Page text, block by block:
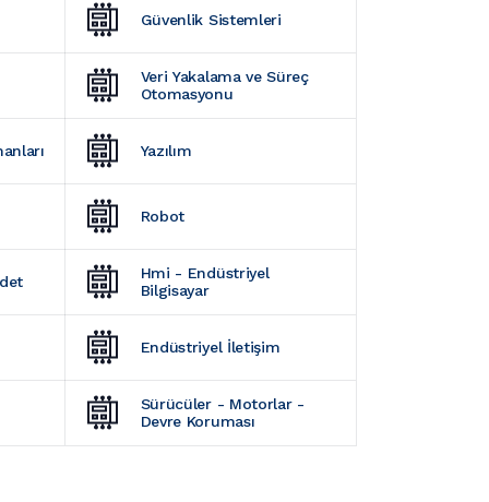
Güvenlik Sistemleri
Veri Yakalama ve Süreç
Otomasyonu
Yazılım
Robot
Hmi - Endüstriyel
Bilgisayar
Endüstriyel İletişim
Sürücüler - Motorlar -
Devre Koruması